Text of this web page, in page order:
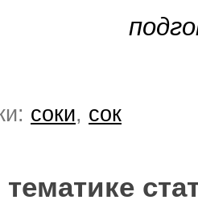
соки, сок